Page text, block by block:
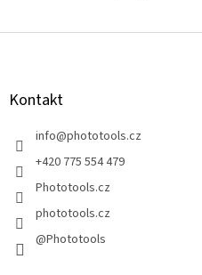
Z
Kontakt
info@phototools.cz
+420 775 554 479
Phototools.cz
phototools.cz
@Phototools